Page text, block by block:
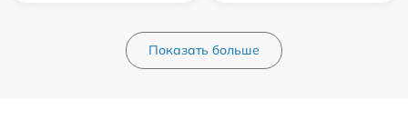
Показать больше